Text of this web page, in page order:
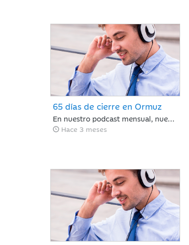
65 días de cierre en Ormuz
En nuestro podcast mensual, nuestro Director de Análisis, Óscar del Diego analiza un mes de contrastes: se cumplen 65 días con el estrecho de Ormuz cerrado y la tensión en vilo; sin embargo, los mercados parecen ignorar el bloqueo, recuperando en abril gran parte del terreno perdido en marzo.
Hace 3 meses